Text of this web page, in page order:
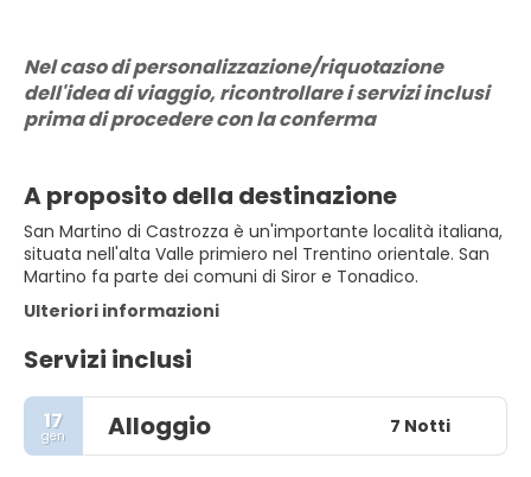
Nel caso di personalizzazione/riquotazione
dell'idea di viaggio, ricontrollare i servizi inclusi
prima di procedere con la conferma
A proposito della destinazione
San Martino di Castrozza è un'importante località italiana,
situata nell'alta Valle primiero nel Trentino orientale. San
Martino fa parte dei comuni di Siror e Tonadico.
Ulteriori informazioni
Servizi inclusi
17
gen Alloggio 7 Notti